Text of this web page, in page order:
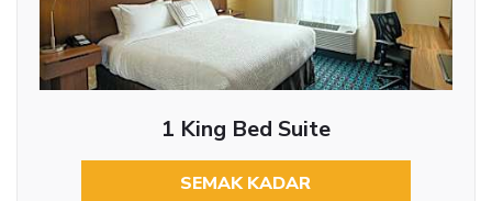
1 King Bed Suite
SEMAK KADAR